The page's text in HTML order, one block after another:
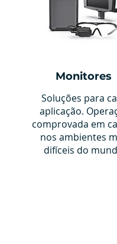
Monitores
Soluções para
aplicação.
comprovada em
nos ambientes
difíceis do